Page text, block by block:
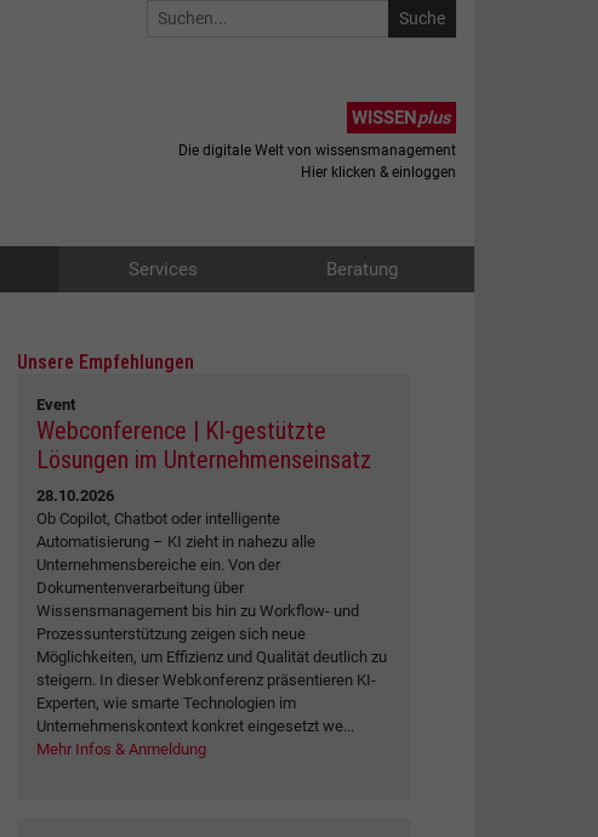
WISSENplus
Die digitale Welt von wissensmanagement
Hier klicken & einloggen
Services Beratung
Unsere Empfehlungen
Event
Webconference | KI-gestützte
Lösungen im Unternehmenseinsatz
28.10.2026
Ob Copilot, Chatbot oder intelligente
Automatisierung – KI zieht in nahezu alle
Unternehmensbereiche ein. Von der
Dokumentenverarbeitung über
Wissensmanagement bis hin zu Workflow- und
Prozessunterstützung zeigen sich neue
Möglichkeiten, um Effizienz und Qualität deutlich zu
steigern. In dieser Webkonferenz präsentieren KI-
Experten, wie smarte Technologien im
Unternehmenskontext konkret eingesetzt we...
Mehr Infos & Anmeldung